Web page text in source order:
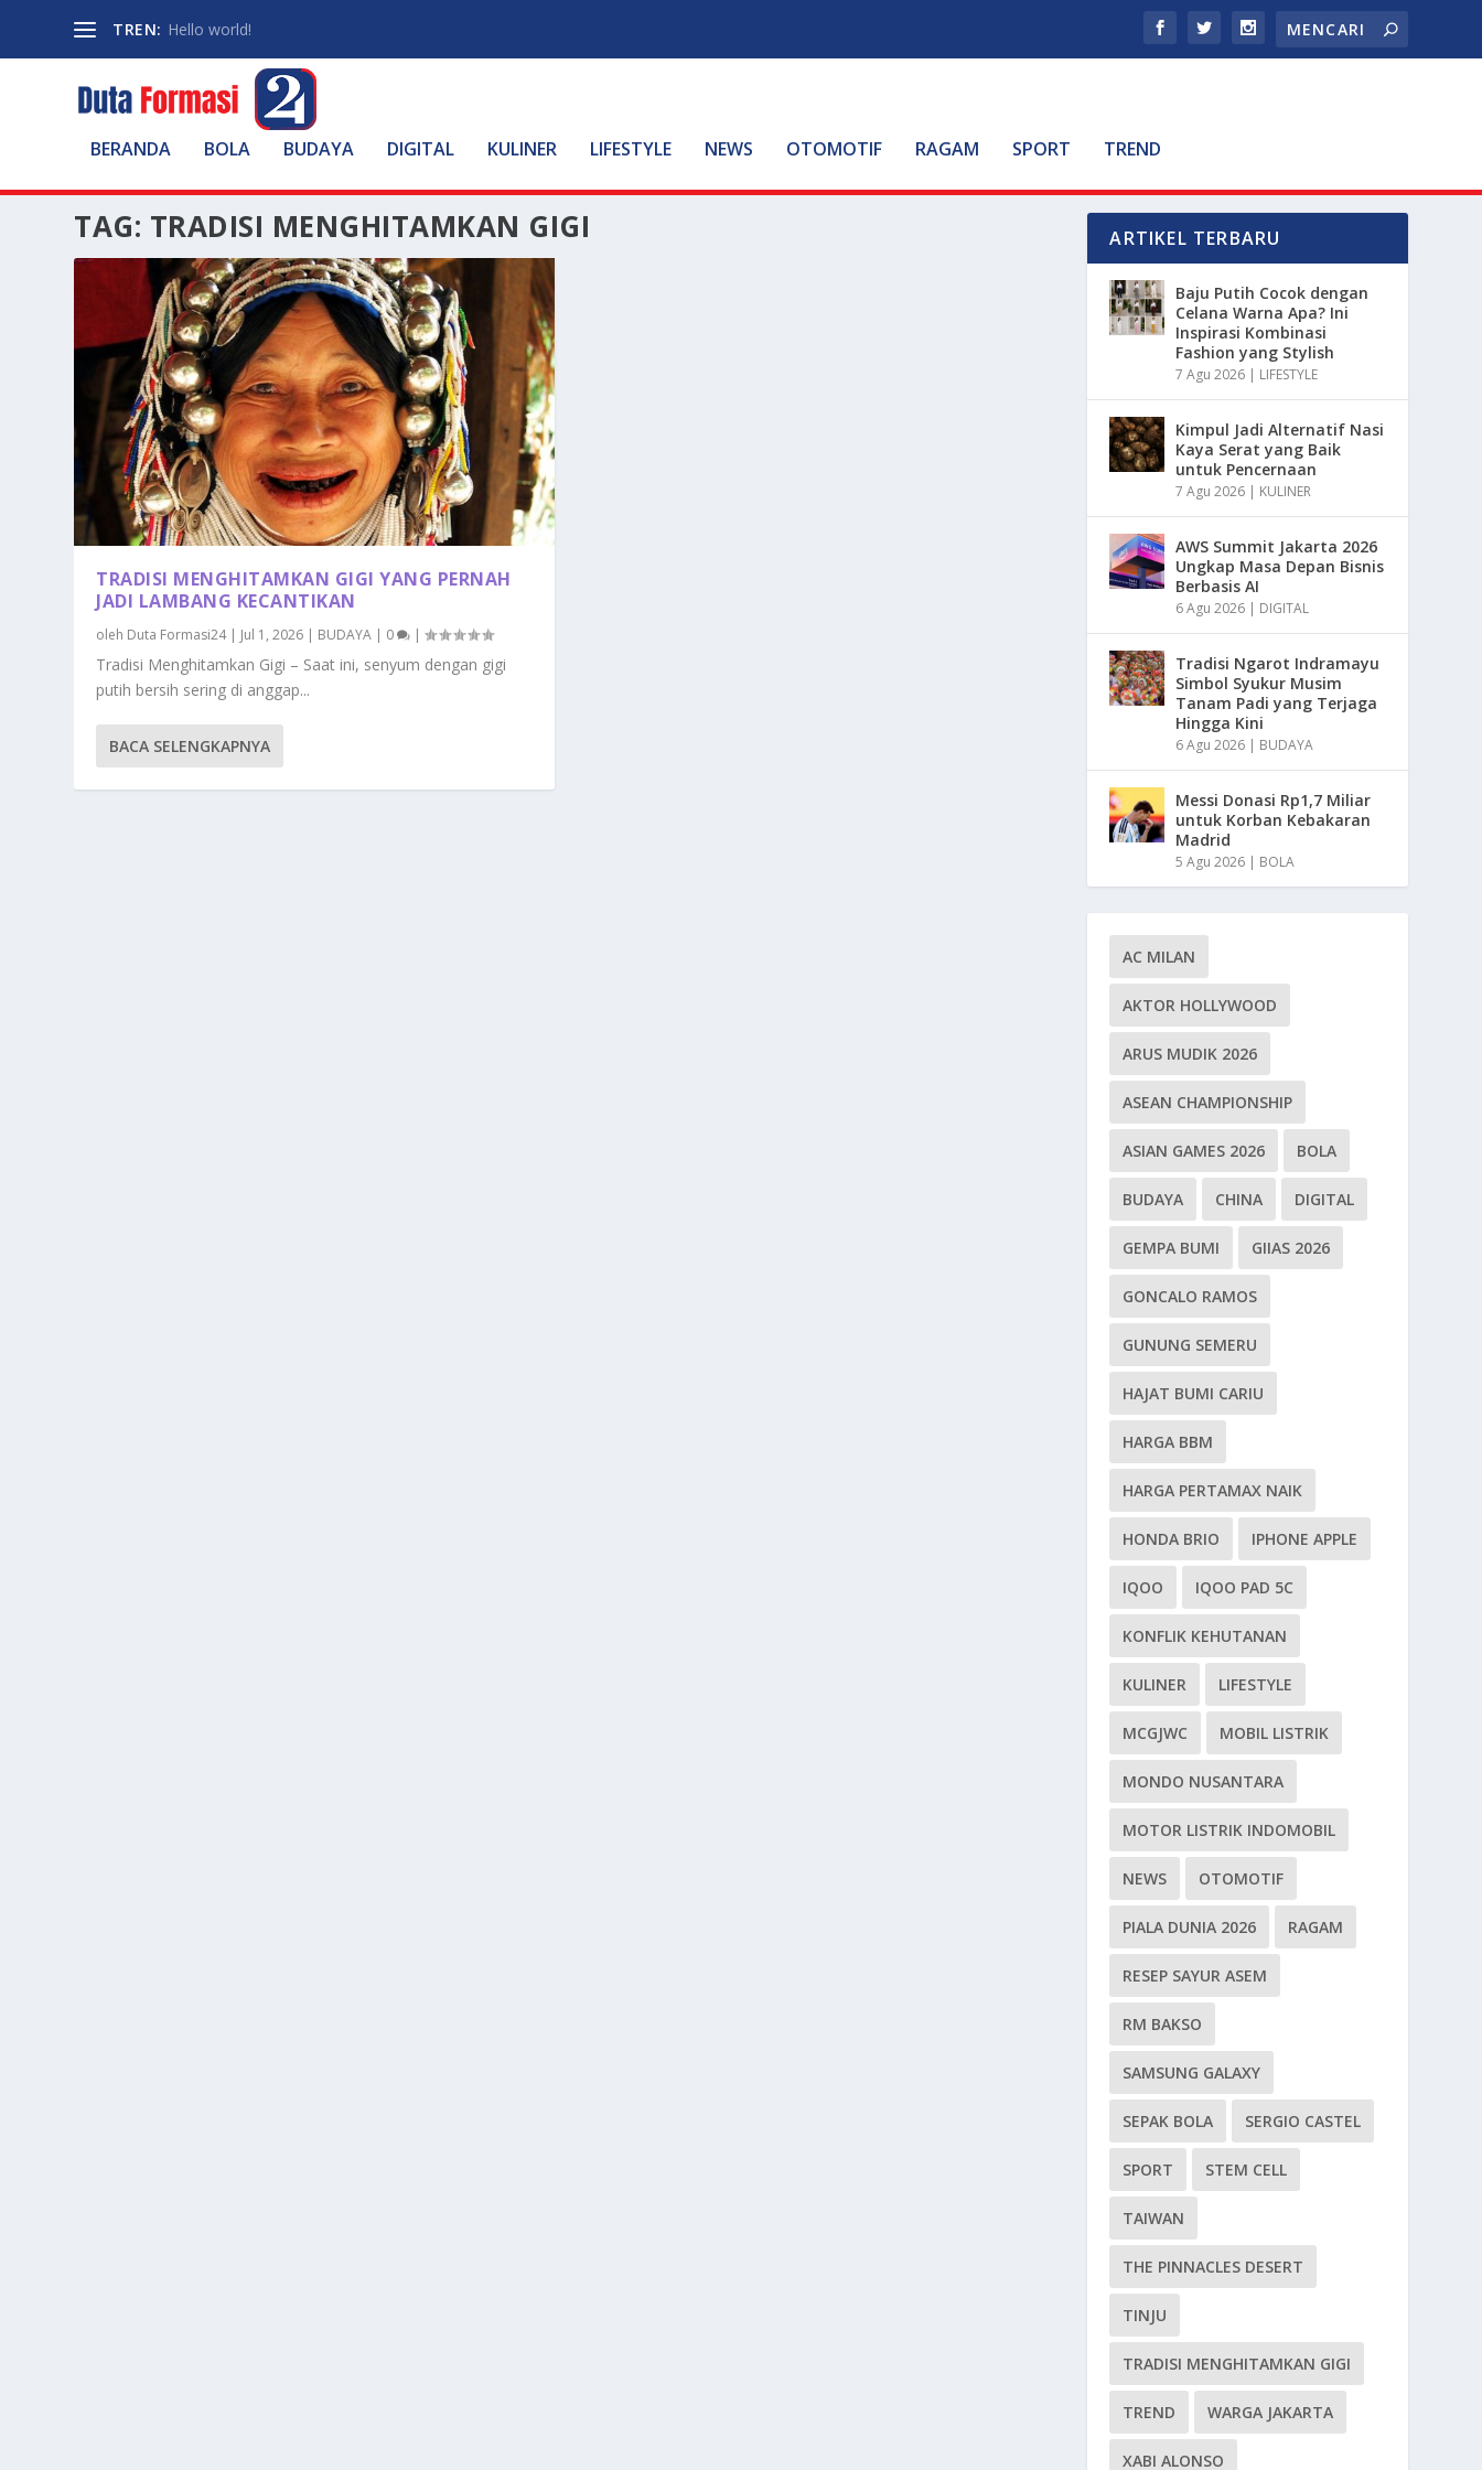
TREN: Hello world!
BERANDA BOLA BUDAYA DIGITAL KULINER LIFESTYLE NEWS OTOMOTIF RAGAM SPORT TREND
TAG: TRADISI MENGHITAMKAN GIGI
TRADISI MENGHITAMKAN GIGI YANG PERNAH
JADI LAMBANG KECANTIKAN
oleh Duta Formasi24| Jul 1, 2026 | BUDAYA | 0 |
Tradisi Menghitamkan Gigi – Saat ini, senyum dengan gigi
putih bersih sering di anggap...
BACA SELENGKAPNYA
ARTIKEL TERBARU
Baju Putih Cocok dengan
Celana Warna Apa? Ini
Inspirasi Kombinasi
Fashion yang Stylish
7 Agu 2026 | LIFESTYLE
Kimpul Jadi Alternatif Nasi
Kaya Serat yang Baik
untuk Pencernaan
7 Agu 2026 | KULINER
AWS Summit Jakarta 2026
Ungkap Masa Depan Bisnis
Berbasis AI
6 Agu 2026 | DIGITAL
Tradisi Ngarot Indramayu
Simbol Syukur Musim
Tanam Padi yang Terjaga
Hingga Kini
6 Agu 2026 | BUDAYA
Messi Donasi Rp1,7 Miliar
untuk Korban Kebakaran
Madrid
5 Agu 2026 | BOLA
AC MILAN
AKTOR HOLLYWOOD
ARUS MUDIK 2026
ASEAN CHAMPIONSHIP
ASIAN GAMES 2026 BOLA
BUDAYA CHINA DIGITAL
GEMPA BUMI GIIAS 2026
GONCALO RAMOS
GUNUNG SEMERU
HAJAT BUMI CARIU
HARGA BBM
HARGA PERTAMAX NAIK
HONDA BRIO IPHONE APPLE
IQOO IQOO PAD 5C
KONFLIK KEHUTANAN
KULINER LIFESTYLE
MCGJWC MOBIL LISTRIK
MONDO NUSANTARA
MOTOR LISTRIK INDOMOBIL
NEWS OTOMOTIF
PIALA DUNIA 2026 RAGAM
RESEP SAYUR ASEM
RM BAKSO
SAMSUNG GALAXY
SEPAK BOLA SERGIO CASTEL
SPORT STEM CELL
TAIWAN
THE PINNACLES DESERT
TINJU
TRADISI MENGHITAMKAN GIGI
TREND WARGA JAKARTA
XABI ALONSO